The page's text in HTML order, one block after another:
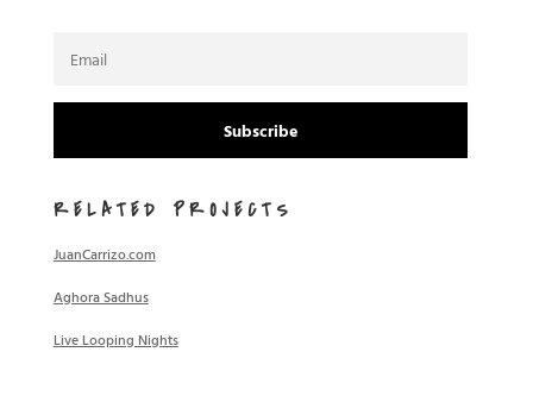
Subscribe
RELATED PROJECTS
JuanCarrizo.com
Aghora Sadhus
Live Looping Nights